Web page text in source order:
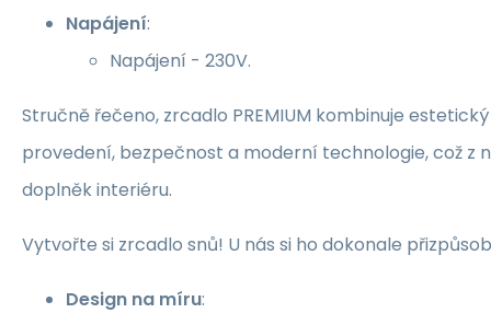
Napájení:
Napájení - 230V.
Stručně řečeno, zrcadlo PREMIUM kombinuje
provedení, bezpečnost a moderní technologie, což z
doplněk interiéru.
Vytvořte si zrcadlo snů! U nás si ho dokonale
Design na míru: